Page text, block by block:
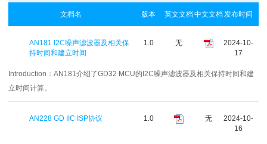
文档名 版本 英文文档中文文档发布时间
AN181 I2C噪声滤波器及相关保
持时间和建立时间
1.0 无
2024-10-
17
Introduction： AN181介绍了GD32 MCU的I2C噪声滤波器及相关保持时间和建
立时间计算。
AN228 GD IIC ISP协议 1.0 无
2024-10-
16